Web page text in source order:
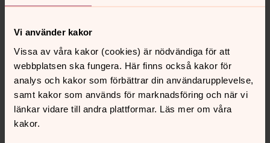
Vi använder kakor
Vissa av våra kakor (cookies) är nödvändiga för att
webbplatsen ska fungera. Här finns också kakor för
analys och kakor som förbättrar din användarupplevelse,
samt kakor som används för marknadsföring och när vi
länkar vidare till andra plattformar. Läs mer om våra
kakor.
Klockor och klockspel
Förhallen och kyrkorummet
Lunds Allhelgonakyrka
Koret